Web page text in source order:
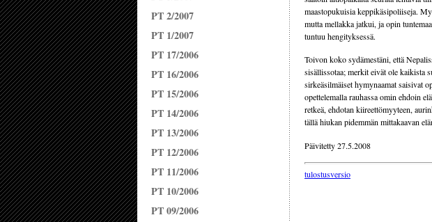
PT 2/2007
PT 1/2007
PT 17/2006
PT 16/2006
PT 15/2006
PT 14/2006
PT 13/2006
PT 12/2006
PT 11/2006
PT 10/2006
PT 09/2006
maastopukuisia keppikäsipoliiseja.
mutta mellakka jatkui, ja opin
tuntuu hengityksessä.
Toivon koko sydämestäni, että
sisällissotaa; merkit eivät ole kaikista
sirkeäsilmäiset hymynaamat saisivat
opettelemalla rauhassa omin ehdoin
retkeä, ehdotan kiireettömyyteen,
tällä hiukan pidemmän mittakaavan
Päivitetty 27.5.2008
tulostusversio